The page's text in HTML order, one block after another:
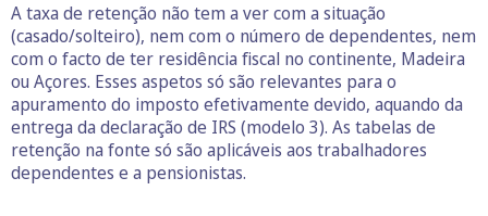
A taxa de retenção não tem a ver com a situação
(casado/solteiro), nem com o número de dependentes, nem
com o facto de ter residência fiscal no continente, Madeira
ou Açores. Esses aspetos só são relevantes para o
apuramento do imposto efetivamente devido, aquando da
entrega da declaração de IRS (modelo 3). As tabelas de
retenção na fonte só são aplicáveis aos trabalhadores
dependentes e a pensionistas.